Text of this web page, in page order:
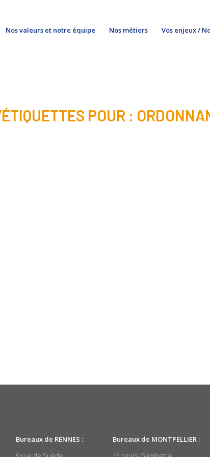
Nos valeurs et notre équipe Nos métiers Vos enjeux /
POUR :
Bureaux de RENNES :
Bureaux de MONTPELLIER :